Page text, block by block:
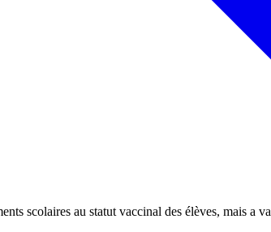
scolaires au statut vaccinal des élèves, mais a